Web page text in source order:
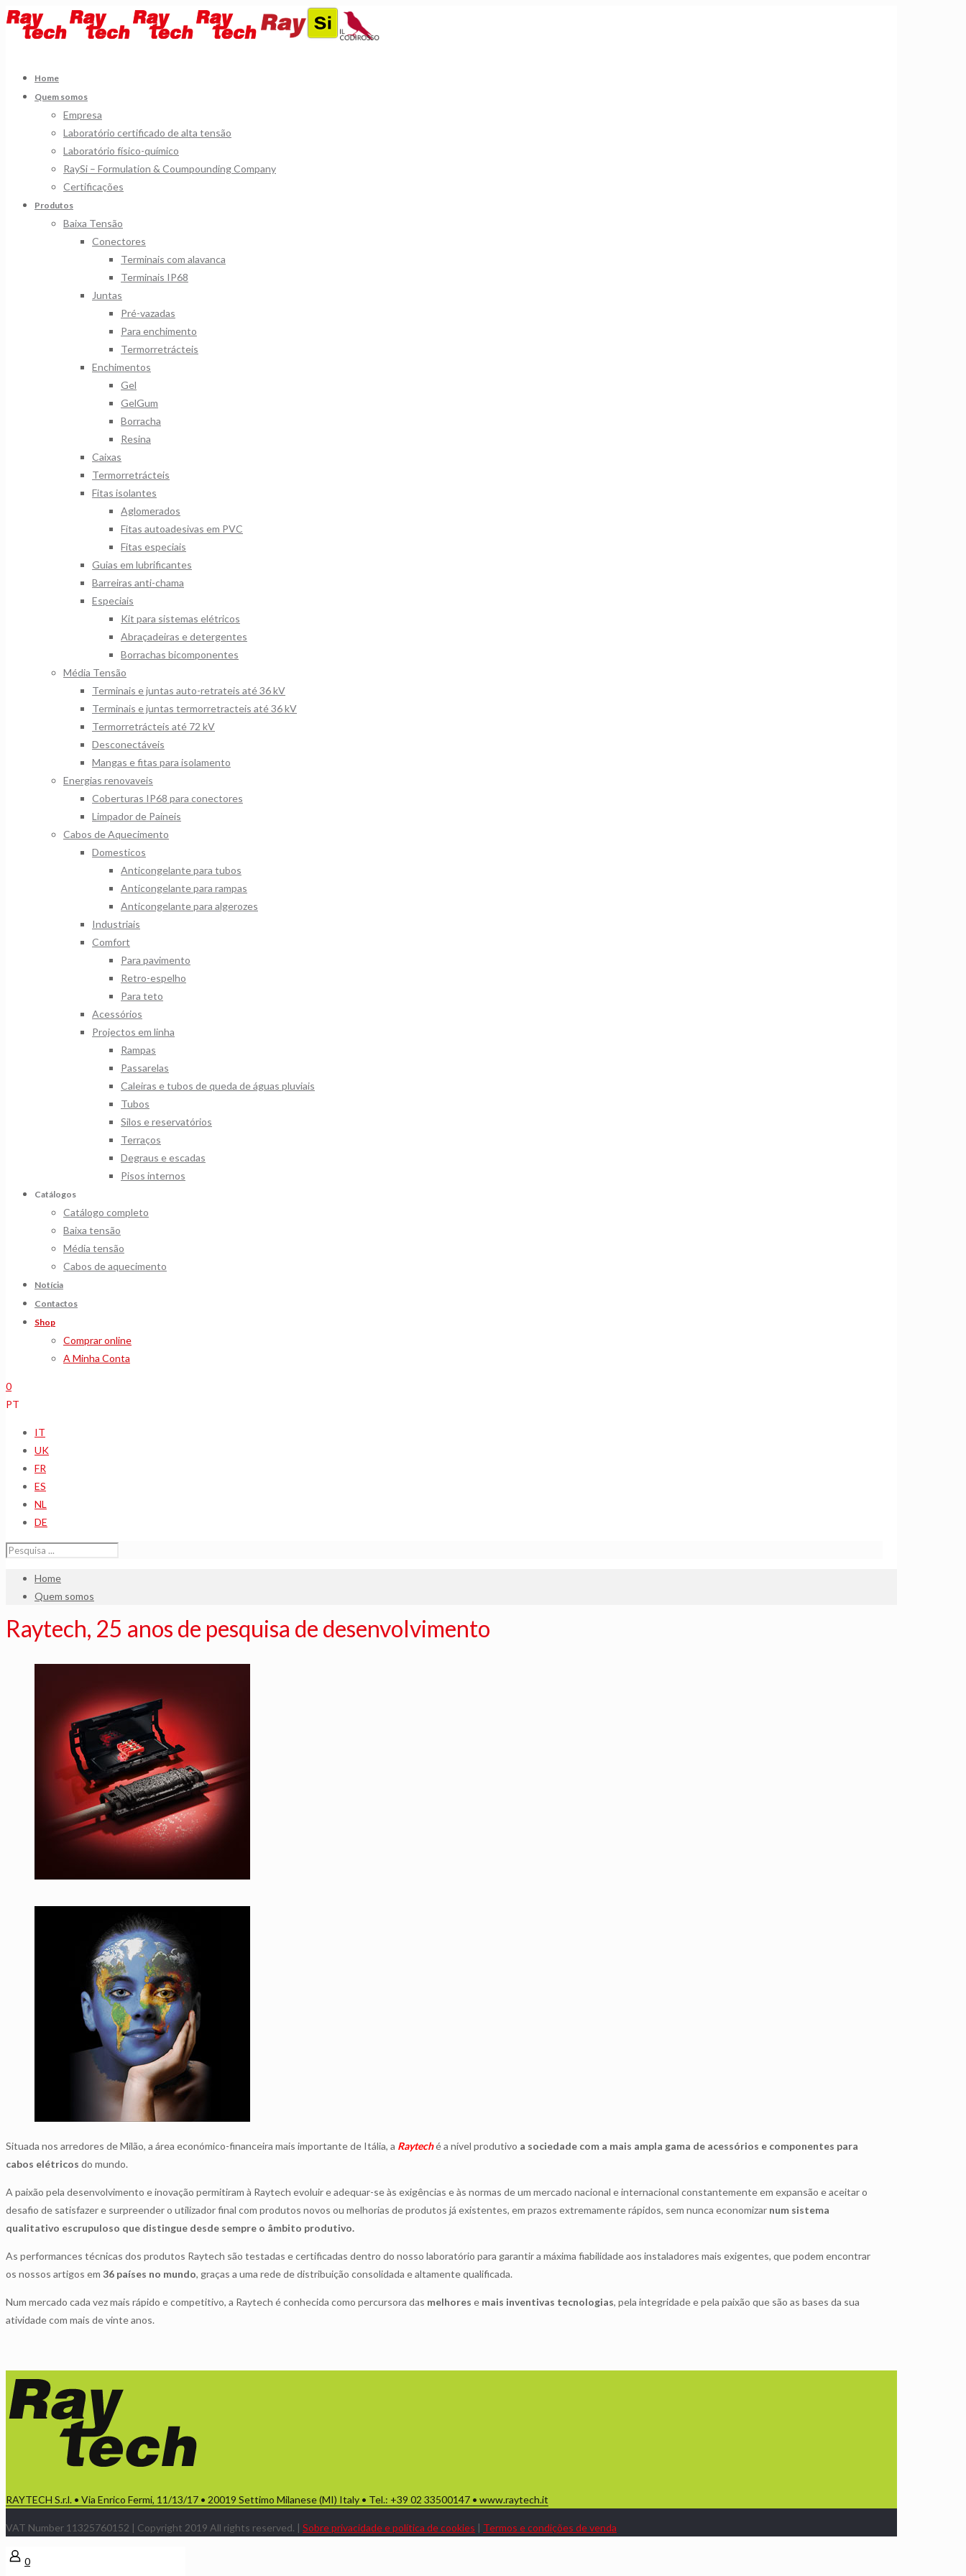
Home
Quem somos
Empresa
Laboratório certificado de alta tensão
Laboratório físico-químico
RaySi – Formulation & Coumpounding Company
Certificações
Produtos
Baixa Tensão
Conectores
Terminais com alavanca
Terminais IP68
Juntas
Pré-vazadas
Para enchimento
Termorretrácteis
Enchimentos
Gel
GelGum
Borracha
Resina
Caixas
Termorretrácteis
Fitas isolantes
Aglomerados
Fitas autoadesivas em PVC
Fitas especiais
Guias em lubrificantes
Barreiras anti-chama
Especiais
Kit para sistemas elétricos
Abraçadeiras e detergentes
Borrachas bicomponentes
Média Tensão
Terminais e juntas auto-retrateis até 36 kV
Terminais e juntas termorretracteis até 36 kV
Termorretrácteis até 72 kV
Desconectáveis
Mangas e fitas para isolamento
Energias renovaveis
Coberturas IP68 para conectores
Limpador de Paineis
Cabos de Aquecimento
Domesticos
Anticongelante para tubos
Anticongelante para rampas
Anticongelante para algerozes
Industriais
Comfort
Para pavimento
Retro-espelho
Para teto
Acessórios
Projectos em linha
Rampas
Passarelas
Caleiras e tubos de queda de águas pluviais
Tubos
Silos e reservatórios
Terraços
Degraus e escadas
Pisos internos
Catálogos
Catálogo completo
Baixa tensão
Média tensão
Cabos de aquecimento
Notícia
Contactos
Shop
Comprar online
A Minha Conta
0
PT
IT
UK
FR
ES
NL
DE
Home
Quem somos
Raytech, 25 anos de pesquisa de desenvolvimento
Situada nos arredores de Milão, a área económico-financeira mais importante de Itália, a Rayteché a nível produtivo a sociedade com a mais ampla gama de acessórios e componentes para
cabos elétricos do mundo.
A paixão pela desenvolvimento e inovação permitiram à Raytech evoluir e adequar-se às exigências e às normas de um mercado nacional e internacional constantemente em expansão e aceitar o
desafio de satisfazer e surpreender o utilizador final com produtos novos ou melhorias de produtos já existentes, em prazos extremamente rápidos, sem nunca economizar num sistema
qualitativo escrupuloso que distingue desde sempre o âmbito produtivo.
As performances técnicas dos produtos Raytech são testadas e certificadas dentro do nosso laboratório para garantir a máxima fiabilidade aos instaladores mais exigentes, que podem encontrar
os nossos artigos em 36 países no mundo, graças a uma rede de distribuição consolidada e altamente qualificada.
Num mercado cada vez mais rápido e competitivo, a Raytech é conhecida como percursora das melhores e mais inventivas tecnologias, pela integridade e pela paixão que são as bases da sua
atividade com mais de vinte anos.
RAYTECH S.r.l. • Via Enrico Fermi, 11/13/17 • 20019 Settimo Milanese (MI) Italy • Tel.: +39 02 33500147 • www.raytech.it
VAT Number 11325760152 | Copyright 2019 All rights reserved. | Sobre privacidade e política de cookies | Termos e condições de venda
0